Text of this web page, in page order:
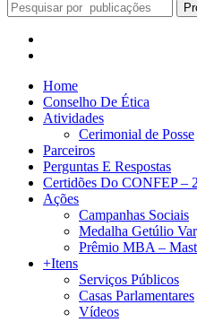
Home
Conselho De Ética
Atividades
Cerimonial de Posse
Parceiros
Perguntas E Respostas
Certidões Do CONFEP –
Ações
Campanhas Sociais
Medalha Getúlio
Prêmio MBA –
+Itens
Serviços Públicos
Casas Parlamentares
Vídeos